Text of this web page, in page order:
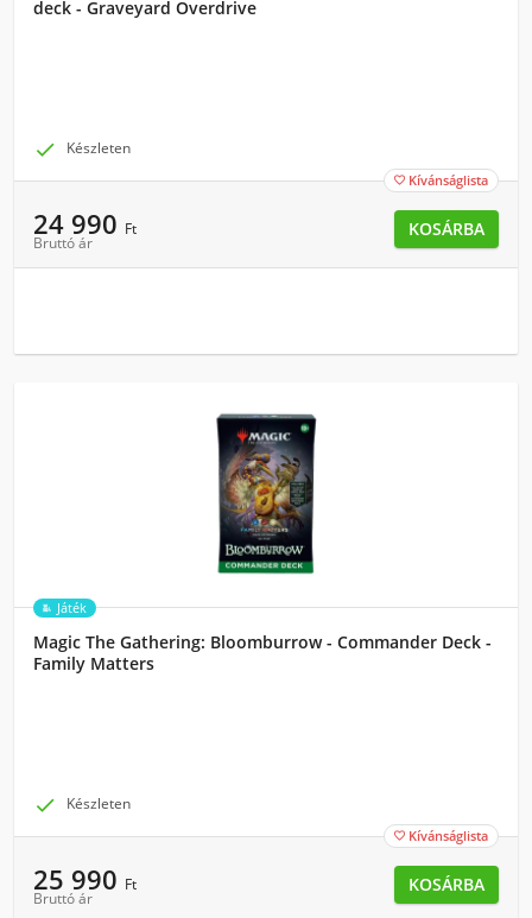
deck - Graveyard Overdrive
 Készleten
 Kívánságlista
24 990 Ft
Bruttó ár
KOSÁRBA
Játék
Magic The Gathering: Bloomburrow - Commander Deck -
Family Matters
 Készleten
 Kívánságlista
25 990 Ft
Bruttó ár
KOSÁRBA